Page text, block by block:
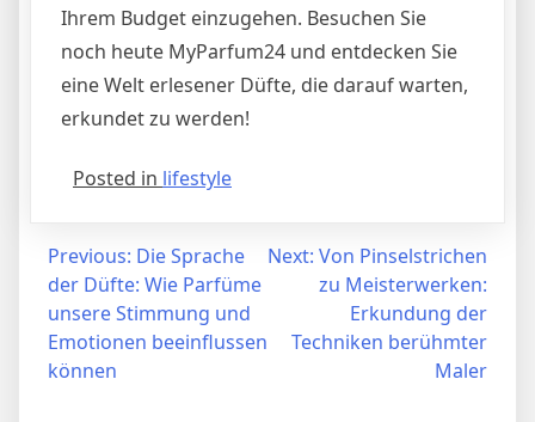
Ihrem Budget einzugehen. Besuchen Sie
noch heute MyParfum24 und entdecken Sie
eine Welt erlesener Düfte, die darauf warten,
erkundet zu werden!
Posted in lifestyle
Post
navigation
Previous: Die Sprache
der Düfte: Wie Parfüme
unsere Stimmung und
Emotionen beeinflussen
können
Next: Von Pinselstrichen
zu Meisterwerken:
Erkundung der
Techniken berühmter
Maler